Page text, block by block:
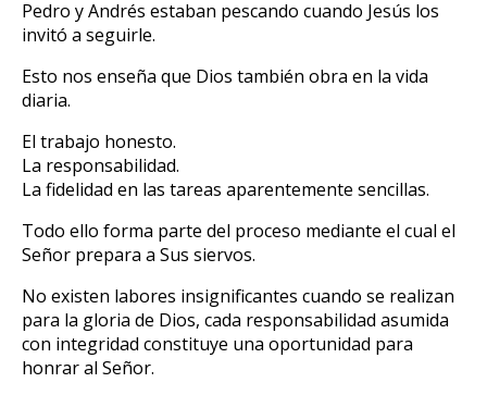
Pedro y Andrés estaban pescando cuando Jesús los
invitó a seguirle.
Esto nos enseña que Dios también obra en la vida
diaria.
El trabajo honesto.
La responsabilidad.
La fidelidad en las tareas aparentemente sencillas.
Todo ello forma parte del proceso mediante el cual el
Señor prepara a Sus siervos.
No existen labores insignificantes cuando se realizan
para la gloria de Dios, cada responsabilidad asumida
con integridad constituye una oportunidad para
honrar al Señor.